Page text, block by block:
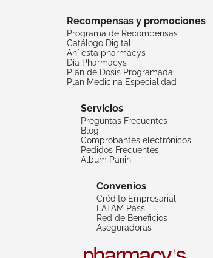
Recompensas y promociones
Programa de Recompensas
Catálogo Digital
Ahí esta pharmacys
Día Pharmacys
Plan de Dosis Programada
Plan Medicina Especialidad
Servicios
Preguntas Frecuentes
Blog
Comprobantes electrónicos
Pedidos Frecuentes
Album Panini
Convenios
Crédito Empresarial
LATAM Pass
Red de Beneficios
Aseguradoras